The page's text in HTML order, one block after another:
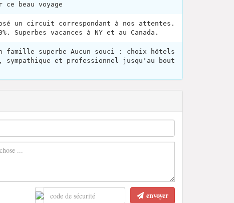
beau voyage
un circuit correspondant à nos attentes.
Superbes vacances à NY et au Canada.
famille superbe Aucun souci : choix hôtels
et professionnel jusqu'au bout
envoyer